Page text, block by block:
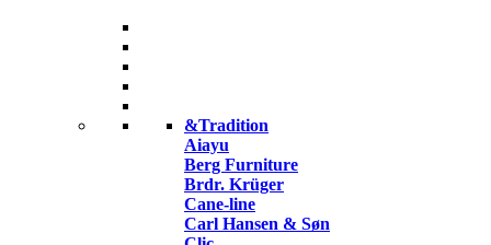
&Tradition
Aiayu
Berg Furniture
Brdr. Krüger
Cane-line
Carl Hansen & Søn